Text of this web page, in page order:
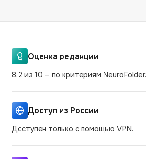
Оценка редакции
8.2 из 10 — по критериям NeuroFolder.
Доступ из России
Доступен только с помощью VPN.